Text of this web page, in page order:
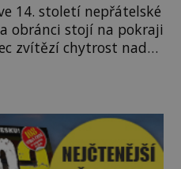
14. století nepřátelské
obránci stojí na pokraji
zvítězí chytrost nad
legendy vypustí
živeného králíka, aby
další porci strádá